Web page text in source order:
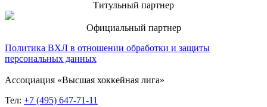
Титульный партнер
Официальный партнер
Политика ВХЛ в отношении обработки и защиты
персональных данных
Ассоциация «Высшая хоккейная лига»
Тел: +7 (495) 647-71-11